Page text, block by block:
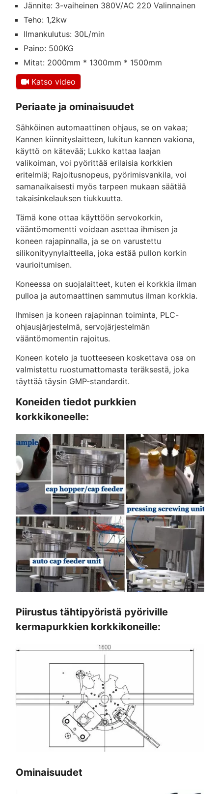
Jännite: 3-vaiheinen 380V/AC 220 Valinnainen
Teho: 1,2kw
Ilmankulutus: 30L/min
Paino: 500KG
Mitat: 2000mm * 1300mm * 1500mm
Katso video
Periaate ja ominaisuudet
Sähköinen automaattinen ohjaus, se on vakaa;
Kannen kiinnityslaitteen, lukitun kannen vakiona,
käyttö on kätevää; Lukko kattaa laajan
valikoiman, voi pyörittää erilaisia korkkien
eritelmiä; Rajoitusnopeus, pyörimisvankila, voi
samanaikaisesti myös tarpeen mukaan säätää
takaisinkelauksen tiukkuutta.
Tämä kone ottaa käyttöön servokorkin,
vääntömomentti voidaan asettaa ihmisen ja
koneen rajapinnalla, ja se on varustettu
silikonityynylaitteella, joka estää pullon korkin
vaurioitumisen.
Koneessa on suojalaitteet, kuten ei korkkia ilman
pulloa ja automaattinen sammutus ilman korkkia.
Ihmisen ja koneen rajapinnan toiminta, PLC-
ohjausjärjestelmä, servojärjestelmän
vääntömomentin rajoitus.
Koneen kotelo ja tuotteeseen koskettava osa on
valmistettu ruostumattomasta teräksestä, joka
täyttää täysin GMP-standardit.
Koneiden tiedot purkkien
korkkikoneelle:
Piirustus tähtipyöristä pyöriville
kermapurkkien korkkikoneille:
Ominaisuudet